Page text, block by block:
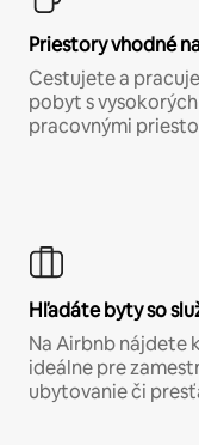
Priestory vhodné
Cestujete a
pobyt s
pracovnými
Hľadáte byty so
Na Airbnb nájdete
ideálne pre
ubytovanie či